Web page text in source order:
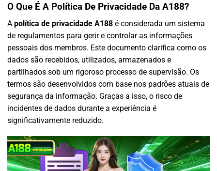
O Que É A Política De Privacidade Da A188?
A política de privacidade A188 é considerada um sistema
de regulamentos para gerir e controlar as informações
pessoais dos membros. Este documento clarifica como os
dados são recebidos, utilizados, armazenados e
partilhados sob um rigoroso processo de supervisão. Os
termos são desenvolvidos com base nos padrões atuais de
segurança da informação. Graças a isso, o risco de
incidentes de dados durante a experiência é
significativamente reduzido.